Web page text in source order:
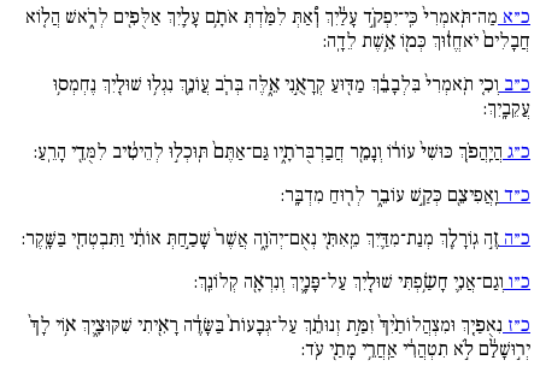
כ״א מַה־תֹּֽאמְרִי֙ כִּֽי־יִפְקֹ֣ד עָלַ֔יִךְ וְ֠אַתְּ לִמַּ֨דְתְּ אֹתָ֥ם עָלַ֛יִךְ אַלֻּפִ֖ים לְרֹ֑אשׁ הֲל֚וֹא
חֲבָלִים֙ יֹאחֱז֔וּךְ כְּמ֖וֹ אֵ֥שֶׁת לֵדָֽה:
כ״ב וְכִ֚י תֹֽאמְרִי֙ בִּלְבָבֵ֔ךְ מַדּ֖וּעַ קְרָאֻ֣נִי אֵ֑לֶּה בְּרֹ֧ב עֲו‍ֹנֵ֛ךְ נִגְל֥וּ שׁוּלַ֖יִךְ נֶחְמְס֥וּ
עֲקֵבָֽיִךְ:
כ״ג הֲיַֽהֲפֹ֚ךְ כּוּשִׁי֙ עוֹר֔וֹ וְנָמֵ֖ר חֲבַרְבֻּרֹתָ֑יו גַּם־אַתֶּם֙ תּֽוּכְל֣וּ לְהֵיטִ֔יב לִמֻּדֵ֖י הָרֵֽעַ:
כ״ד וַֽאֲפִיצֵ֖ם כְּקַ֣שׁ עוֹבֵ֑ר לְר֖וּחַ מִדְבָּֽר:
כ״ה זֶ֣ה גֽוֹרָלֵ֧ךְ מְנַת־מִדַּ֛יִךְ מֵֽאִתִּ֖י נְאֻם־יְהֹוָ֑ה אֲשֶׁר֙ שָׁכַ֣חַתְּ אוֹתִ֔י וַתִּבְטְחִ֖י בַּשָּֽׁקֶר:
כ״ו וְגַם־אֲנִ֛י חָשַׂ֥פְתִּי שׁוּלַ֖יִךְ עַל־פָּנָ֑יִךְ וְנִרְאָ֖ה קְלוֹנֵֽךְ:
כ״ז נִאֻפַ֚יִךְ וּמִצְהֲלוֹתַ֙יִךְ֙ זִמַּ֣ת זְנוּתֵ֔ךְ עַל־גְּבָעוֹת֙ בַּשָּׂדֶ֔ה רָאִ֖יתִי שִׁקּוּצָ֑יִךְ א֥וֹי לָךְ֙
יְר֣וּשָׁלִַ֔ם לֹ֣א תִטְהֲרִ֔י אַֽחֲרֵ֥י מָתַ֖י עֹֽד: